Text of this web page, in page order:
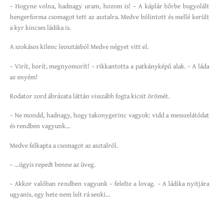
– Hogyne volna, hadnagy uram, hozom is! – A káplár bőrbe bugyolált
hengerforma csomagot tett az asztalra. Medve bólintott és mellé került
a kyr kincses ládika is.
A szokásos kilenc leosztásból Medve négyet vitt el.
– Virít, borít, megnyomorít! – rikkantotta a patkányképű alak. – A láda
az enyém!
Rodator zord ábrázata láttán visszább fogta kicsit örömét.
– Ne mondd, hadnagy, hogy takonygerinc vagyok: vidd a messzelátódat
és rendben vagyunk…
Medve felkapta a csomagot az asztalról.
– …úgyis repedt benne az üveg.
– Akkor valóban rendben vagyunk – felelte a lovag. – A ládika nyitjára
ugyanis, egy hete nem lelt rá senki…